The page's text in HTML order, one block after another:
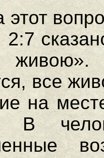
этот
2:7
все
на
В